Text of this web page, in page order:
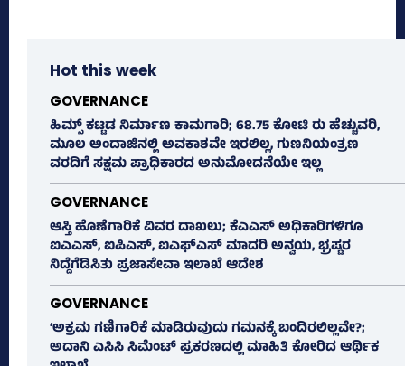
Hot this week
GOVERNANCE
ಹಿಮ್ಸ್‌ ಕಟ್ಟಡ ನಿರ್ಮಾಣ ಕಾಮಗಾರಿ; 68.75 ಕೋಟಿ ರು ಹೆಚ್ಚುವರಿ,
ಮೂಲ ಅಂದಾಜಿನಲ್ಲಿ ಅವಕಾಶವೇ ಇರಲಿಲ್ಲ, ಗುಣನಿಯಂತ್ರಣ
ವರದಿಗೆ ಸಕ್ಷಮ ಪ್ರಾಧಿಕಾರದ ಅನುಮೋದನೆಯೇ ಇಲ್ಲ
GOVERNANCE
ಆಸ್ತಿ ಹೊಣೆಗಾರಿಕೆ ವಿವರ ದಾಖಲು; ಕೆಎಎಸ್ ಅಧಿಕಾರಿಗಳಿಗೂ
ಐಎಎಸ್‌, ಐಪಿಎಸ್‌, ಐಎಫ್‌ಎಸ್‌ ಮಾದರಿ ಅನ್ವಯ, ಭ್ರಷ್ಟರ
ನಿದ್ದೆಗೆಡಿಸಿತು ಪ್ರಜಾಸೇವಾ ಇಲಾಖೆ ಆದೇಶ
GOVERNANCE
‘ಅಕ್ರಮ ಗಣಿಗಾರಿಕೆ ಮಾಡಿರುವುದು ಗಮನಕ್ಕೆ ಬಂದಿರಲಿಲ್ಲವೇ?;
ಅದಾನಿ ಎಸಿಸಿ ಸಿಮೆಂಟ್ ಪ್ರಕರಣದಲ್ಲಿ ಮಾಹಿತಿ ಕೋರಿದ ಆರ್ಥಿಕ